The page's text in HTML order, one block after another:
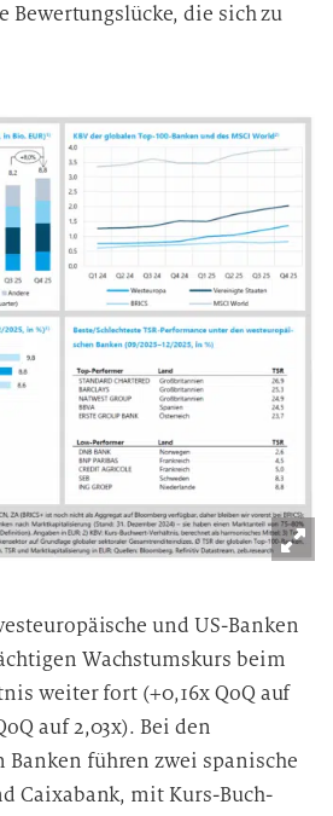
Bewertungslücke, die sich zu
und US-Banken
Wachstumskurs beim
weiter fort (+0,16x QoQ auf
auf 2,03x). Bei den
Banken führen zwei spanische
Caixabank, mit Kurs-Buch-